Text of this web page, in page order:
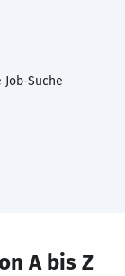
Suche
A bis Z